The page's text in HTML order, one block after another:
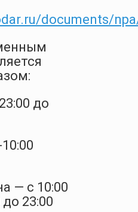
documents/
до
— с 10:00
до 23:00